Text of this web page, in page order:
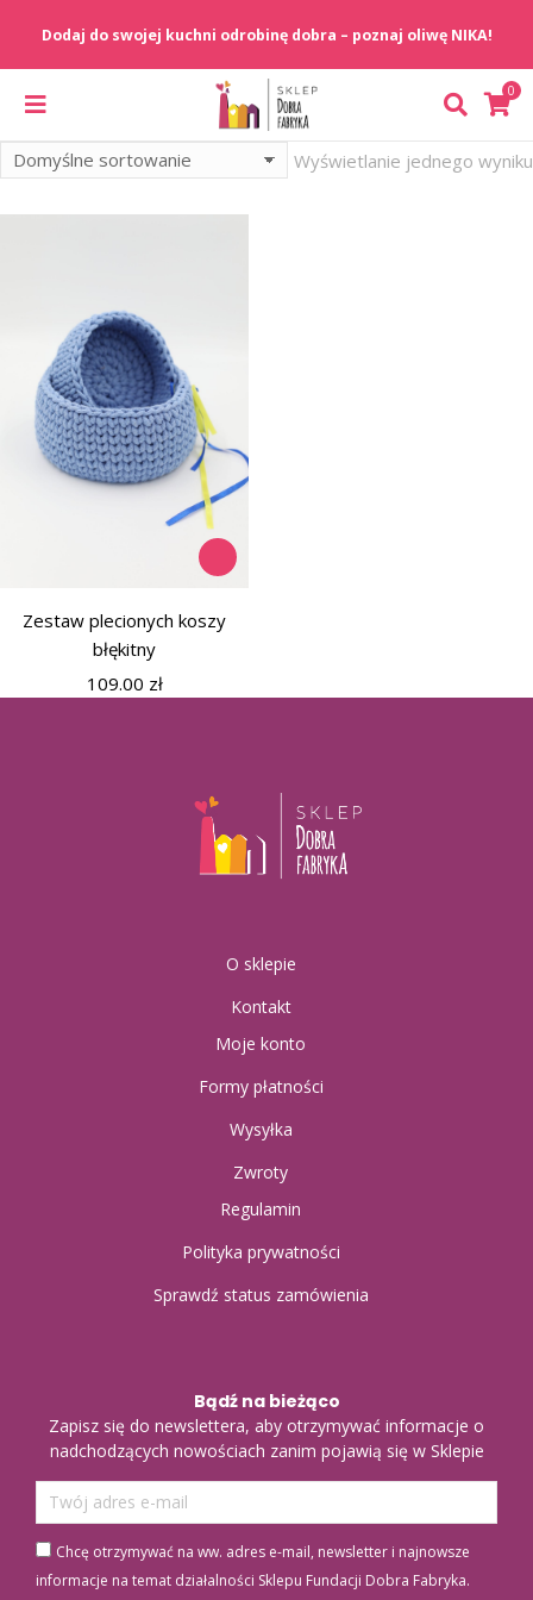
Wyświetlanie jednego wyniku
Zestaw plecionych koszy
błękitny
109.00 zł
O sklepie
Kontakt
Moje konto
Formy płatności
Wysyłka
Zwroty
Regulamin
Polityka prywatności
Sprawdź status zamówienia
Bądź na bieżąco
Zapisz się do newslettera, aby otrzymywać informacje o
nadchodzących nowościach zanim pojawią się w Sklepie
Chcę otrzymywać na ww. adres e-mail, newsletter i najnowsze
informacje na temat działalności Sklepu Fundacji Dobra Fabryka.